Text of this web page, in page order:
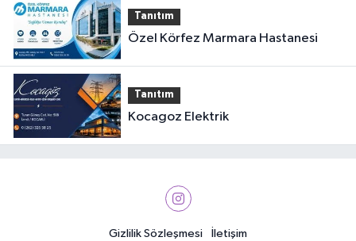
Tanıtım
Özel Körfez Marmara Hastanesi
Tanıtım
Kocagoz Elektrik
Gizlilik Sözleşmesi İletişim